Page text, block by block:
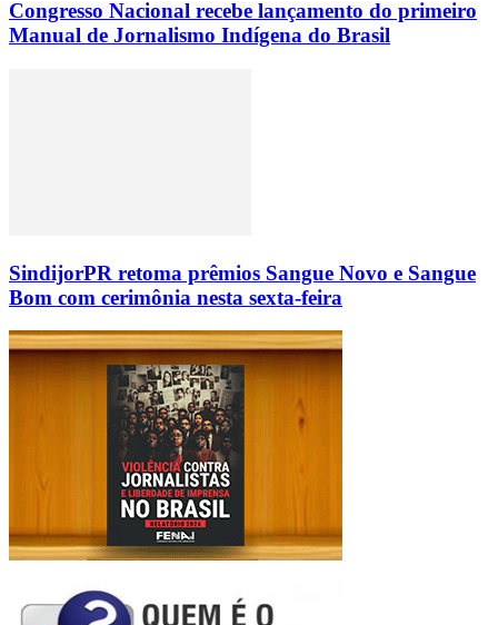
Congresso Nacional recebe lançamento do primeiro
Manual de Jornalismo Indígena do Brasil
SindijorPR retoma prêmios Sangue Novo e Sangue
Bom com cerimônia nesta sexta-feira